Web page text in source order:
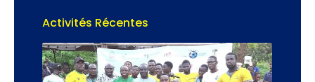
Activités Récentes